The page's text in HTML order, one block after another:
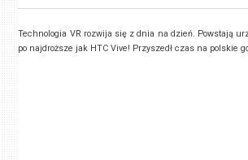
Technologia VR rozwija się z dnia na dzień. Powstają
po najdroższe jak HTC Vive! Przyszedł czas na polskie